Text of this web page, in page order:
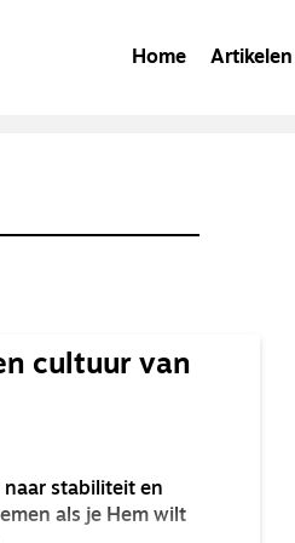
Home Artikelen
cultuur van
stabiliteit en
als je Hem wilt